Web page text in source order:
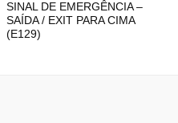
SINAL DE EMERGÊNCIA –
SAÍDA / EXIT PARA CIMA
(E129)